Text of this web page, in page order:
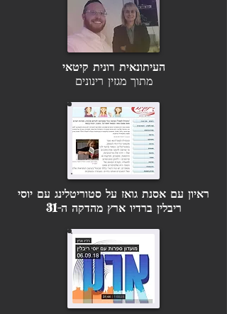
העיתונאית רונית קיטאי
מתוך מגזין רינונים
ראיון עם אסנת גואז על סטוריטלינג עם יוסי
ריבלין ברדיו ארץ מהדקה ה-31